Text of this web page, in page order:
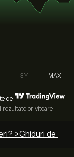
3Y MAX
de
rezultatelor viitoare
>Ghiduri de top